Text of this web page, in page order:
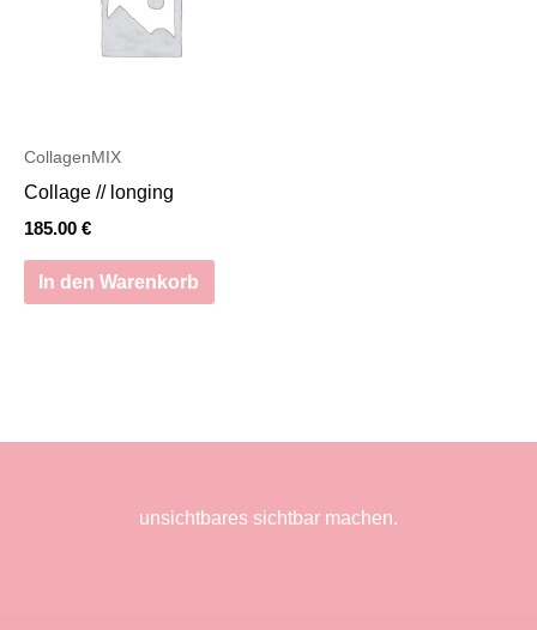
CollagenMIX
Collage // longing
185.00 €
In den Warenkorb
unsichtbares sichtbar machen.